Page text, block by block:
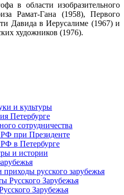
в области изобразительного
Рамат-Гана (1958), Первого
Давида в Иерусалиме (1967) и
художников (1976).
и культуры
Петербурге
сотрудничества
РФ при Президенте
РФ в Петербурге
и истории
русского зарубежья
Русского Зарубежья
Зарубежья